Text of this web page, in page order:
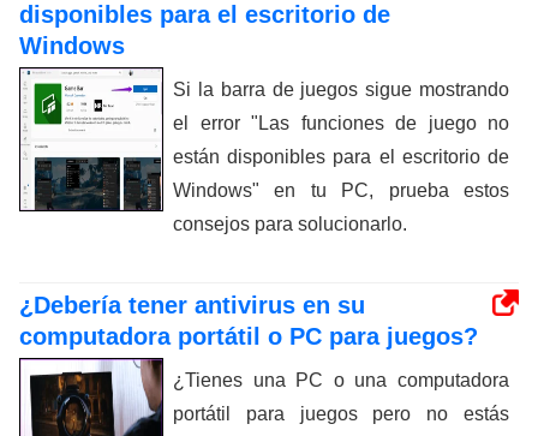
disponibles para el escritorio de
Windows
Si la barra de juegos sigue mostrando
el error "Las funciones de juego no
están disponibles para el escritorio de
Windows" en tu PC, prueba estos
consejos para solucionarlo.
¿Debería tener antivirus en su
computadora portátil o PC para juegos?
¿Tienes una PC o una computadora
portátil para juegos pero no estás